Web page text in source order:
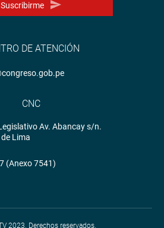
Suscribirme
DE ATENCIÓN
CNC
Av. Abancay s/n.
Lima
(Anexo 7541)
2023. Derechos reservados.